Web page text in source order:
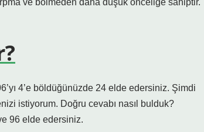
ve bölmeden daha düşük önceliğe sahiptir.
4’e böldüğünüzde 24 elde edersiniz. Şimdi
istiyorum. Doğru cevabı nasıl bulduk?
96 elde edersiniz.